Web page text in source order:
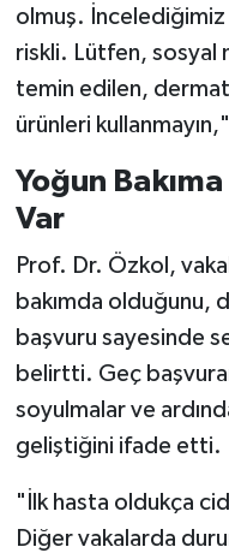
olmuş.
riskli. Lütfen, sosyal
temin edilen,
ürünleri
Yoğun
Var
Prof. Dr. Özkol,
bakımda olduğunu,
başvuru sayesinde
belirtti. Geç
soyulmalar ve
geliştiğini ifade etti.
"İlk hasta oldukça
Diğer vakalarda